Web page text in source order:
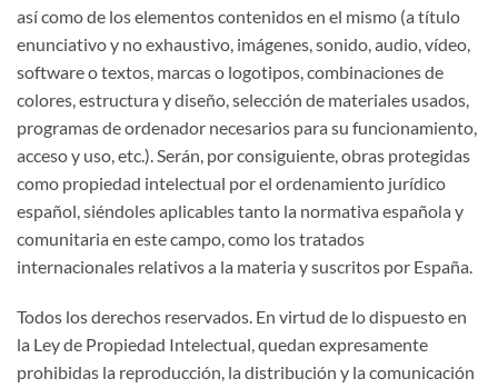
así como de los elementos contenidos en el mismo (a título
enunciativo y no exhaustivo, imágenes, sonido, audio, vídeo,
software o textos, marcas o logotipos, combinaciones de
colores, estructura y diseño, selección de materiales usados,
programas de ordenador necesarios para su funcionamiento,
acceso y uso, etc.). Serán, por consiguiente, obras protegidas
como propiedad intelectual por el ordenamiento jurídico
español, siéndoles aplicables tanto la normativa española y
comunitaria en este campo, como los tratados
internacionales relativos a la materia y suscritos por España.
Todos los derechos reservados. En virtud de lo dispuesto en
la Ley de Propiedad Intelectual, quedan expresamente
prohibidas la reproducción, la distribución y la comunicación